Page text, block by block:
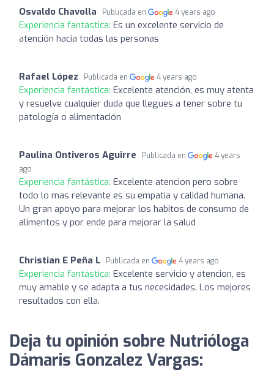
Osvaldo Chavolla Publicada en 4 years ago
Experiencia fantástica: Es un excelente servicio de
atención hacia todas las personas
Rafael López Publicada en 4 years ago
Experiencia fantástica: Excelente atención, es muy atenta
y resuelve cualquier duda que llegues a tener sobre tu
patología o alimentación
Paulina Ontiveros Aguirre Publicada en
4 years
ago
Experiencia fantástica: Excelente atencion pero sobre
todo lo mas relevante es su empatia y calidad humana.
Un gran apoyo para mejorar los habitos de consumo de
alimentos y por ende para mejorar la salud
Christian E Peña L Publicada en 4 years ago
Experiencia fantástica: Excelente servicio y atencion, es
muy amable y se adapta a tus necesidades. Los mejores
resultados con ella.
Deja tu opinión sobre Nutrióloga
Dámaris Gonzalez Vargas: